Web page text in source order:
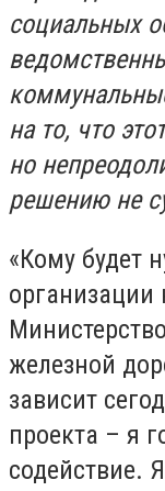
социальных
на то, что
но
решению не
«Кому будет
железной
зависит
проекта – я
содействие.